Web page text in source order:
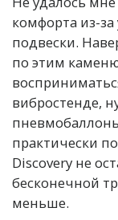
комфорта из-
подвески.
по этим
вибростенде,
практически
Discovery не
бесконечной
меньше.